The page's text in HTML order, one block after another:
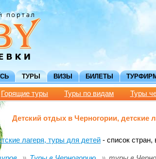
ТУРЫ ВИЗЫ БИЛЕТЫ
Горящие туры Туры по видам Туры
Детский отдых в Черногории, детские
лагеря, туры для детей - список стран,